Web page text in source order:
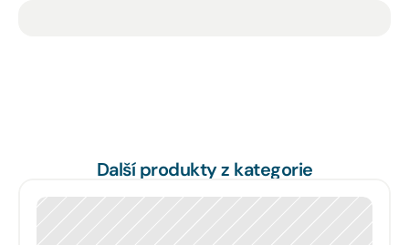
Další produkty z kategorie